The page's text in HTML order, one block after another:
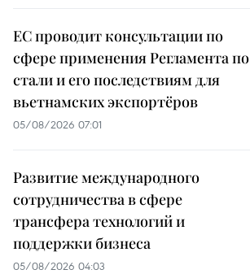
ЕС проводит консультации по
сфере применения Регламента по
стали и его последствиям для
вьетнамских экспортёров
05/08/2026 07:01
Развитие международного
сотрудничества в сфере
трансфера технологий и
поддержки бизнеса
05/08/2026 04:03